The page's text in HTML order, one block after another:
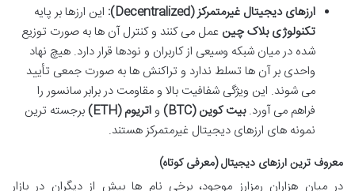
ارزهای دیجیتال غیرمتمرکز (Decentralized):
این ارزها بر پایه
تکنولوژی بلاک چین عمل می کنند و کنترل آن ها به صورت توزیع
شده در میان شبکه وسیعی از کاربران و نودها قرار دارد. هیچ نهاد
واحدی بر آن ها تسلط ندارد و تراکنش ها به صورت جمعی تأیید
می شوند. این ویژگی شفافیت بالا و مقاومت در برابر سانسور را
فراهم می آورد.بیت کوین (BTC) واتریوم (ETH)
برجسته ترین
نمونه های ارزهای دیجیتال غیرمتمرکز هستند.
معروف ترین ارزهای دیجیتال (معرفی کوتاه)
در میان هزاران رمزارز موجود، برخی نام ها بیش از دیگران در بازار